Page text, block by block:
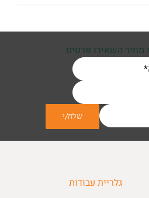
השאירו פרטים
גלריית עבודות